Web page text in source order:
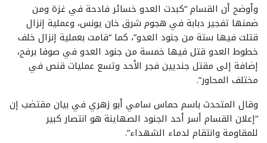
وأوضح أن القسام “كبدت العدو خسائر فادحة في غزة ومن
ضمنها تفجير دبابة في هجوم شرق خان يونس، وعملية إنزال
قتلت فيها ستة من جنود العدو”، كما “قامت بعملية إنزال خلف
خطوط العدو قتل فيها خمسة من جنود العدو في صوفا برفح،
إضافة إلى مقتل جنديين فجر الأحد وتسع عمليات قنص في
مختلف المحاور”.
وقال المتحدث باسم حماس سامي أبو زهري في بيان مقتضب إن
“إعلان القسام أسر أحد الجنود الصهاينة هو انتصار كبير
للمقاومة وانتقام لدماء الشهداء”.